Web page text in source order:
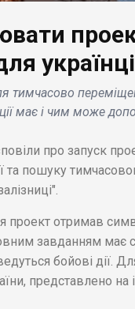
тимчасово
має і чим може
про запуск
пошуку
проект отримав
завданням має
бойові дії.
представлено на
НОВИНИ
лідирує в
зростання